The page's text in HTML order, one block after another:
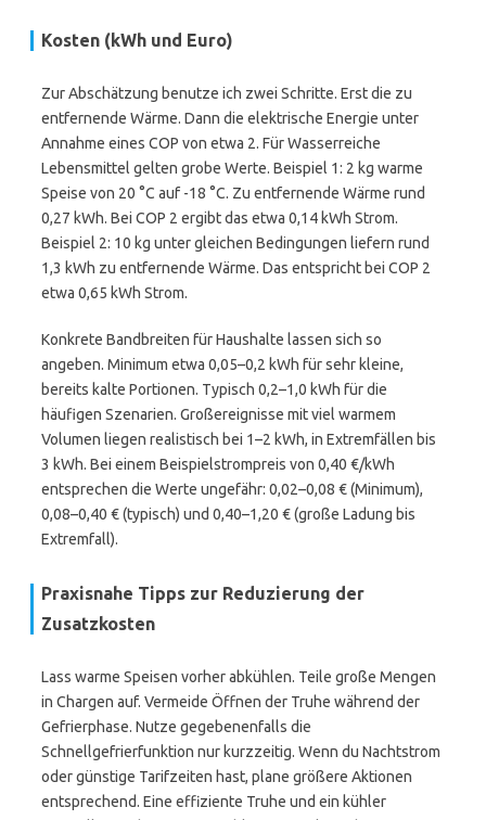
Kosten (kWh und Euro)
Zur Abschätzung benutze ich zwei Schritte. Erst die zu
entfernende Wärme. Dann die elektrische Energie unter
Annahme eines COP von etwa 2. Für Wasserreiche
Lebensmittel gelten grobe Werte. Beispiel 1: 2 kg warme
Speise von 20 °C auf -18 °C. Zu entfernende Wärme rund
0,27 kWh. Bei COP 2 ergibt das etwa 0,14 kWh Strom.
Beispiel 2: 10 kg unter gleichen Bedingungen liefern rund
1,3 kWh zu entfernende Wärme. Das entspricht bei COP 2
etwa 0,65 kWh Strom.
Konkrete Bandbreiten für Haushalte lassen sich so
angeben. Minimum etwa 0,05–0,2 kWh für sehr kleine,
bereits kalte Portionen. Typisch 0,2–1,0 kWh für die
häufigen Szenarien. Großereignisse mit viel warmem
Volumen liegen realistisch bei 1–2 kWh, in Extremfällen bis
3 kWh. Bei einem Beispielstrompreis von 0,40 €/kWh
entsprechen die Werte ungefähr: 0,02–0,08 € (Minimum),
0,08–0,40 € (typisch) und 0,40–1,20 € (große Ladung bis
Extremfall).
Praxisnahe Tipps zur Reduzierung der
Zusatzkosten
Lass warme Speisen vorher abkühlen. Teile große Mengen
in Chargen auf. Vermeide Öffnen der Truhe während der
Gefrierphase. Nutze gegebenenfalls die
Schnellgefrierfunktion nur kurzzeitig. Wenn du Nachtstrom
oder günstige Tarifzeiten hast, plane größere Aktionen
entsprechend. Eine effiziente Truhe und ein kühler